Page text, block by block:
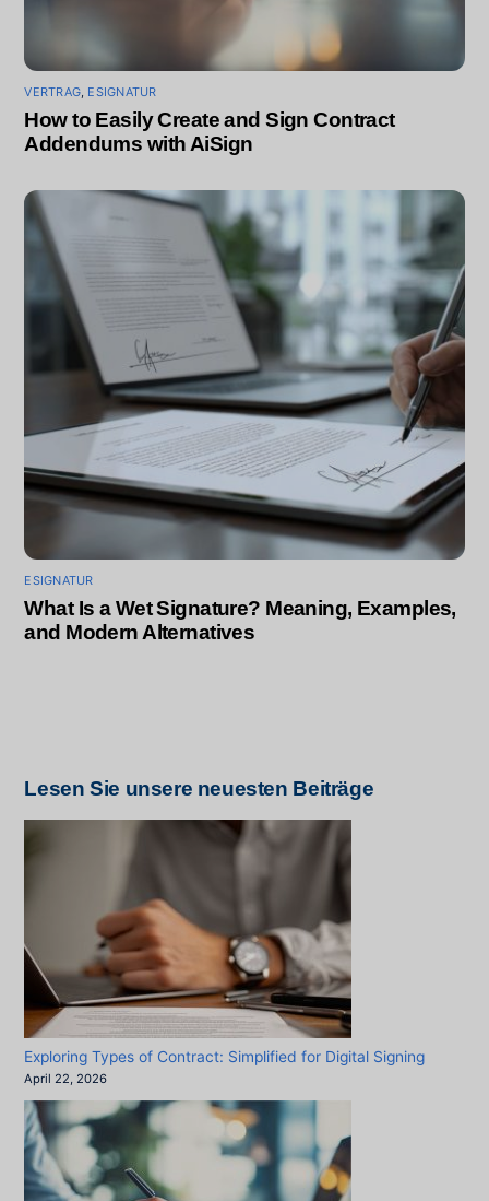
VERTRAG, ESIGNATUR
How to Easily Create and Sign Contract
Addendums with AiSign
ESIGNATUR
What Is a Wet Signature? Meaning, Examples,
and Modern Alternatives
Lesen Sie unsere neuesten Beiträge
Exploring Types of Contract: Simplified for Digital Signing
April 22, 2026